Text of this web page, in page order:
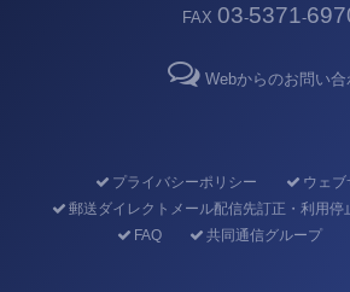
FAX 03-5371-
Webからのお問い合
プライバシーポリシー
ウェ
郵送ダイレクトメール配信先訂正・利用停
FAQ
共同通信グループ